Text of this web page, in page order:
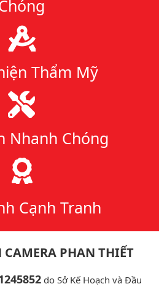
Thẩm Mỹ
Nhanh Chóng
Cạnh Tranh
CAMERA PHAN THIẾT
do Sở Kế Hoạch và Đầu